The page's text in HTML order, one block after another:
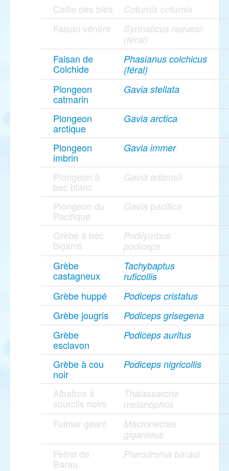
Caille des blés Coturnix coturnix
Faisan vénéré
Syrmaticus reevesii
(féral)
Faisan de
Colchide
Phasianus colchicus
(féral)
Plongeon
catmarin
Gavia stellata
Plongeon
arctique
Gavia arctica
Plongeon
imbrin
Gavia immer
Plongeon à
bec blanc
Gavia adamsii
Plongeon du
Pacifique
Gavia pacifica
Grèbe à bec
bigarré
Podilymbus
podiceps
Grèbe
castagneux
Tachybaptus
ruficollis
Grèbe huppé Podiceps cristatus
Grèbe jougris Podiceps grisegena
Grèbe
esclavon
Podiceps auritus
Grèbe à cou
noir
Podiceps nigricollis
Albatros à
sourcils noirs
Thalassarche
melanophris
Fulmar géant
Macronectes
giganteus
Petrel de
Barau
Pterodroma baraui